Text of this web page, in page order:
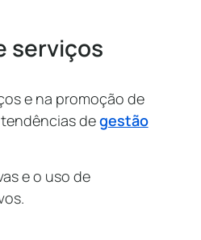
serviços
e na promoção de
degestão
e o uso de